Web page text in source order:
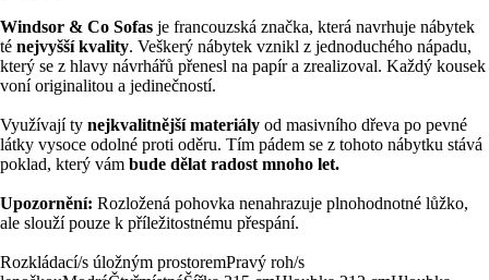
Windsor & Co Sofas je francouzská značka, která navrhuje nábytek
té nejvyšší kvality. Veškerý nábytek vznikl z jednoduchého nápadu,
který se z hlavy návrhářů přenesl na papír a zrealizoval. Každý kousek
voní originalitou a jedinečností.
Využívají ty nejkvalitnější materiály od masivního dřeva po pevné
látky vysoce odolné proti oděru. Tím pádem se z tohoto nábytku stává
poklad, který vám bude dělat radost mnoho let.
Upozornění: Rozložená pohovka nenahrazuje plnohodnotné lůžko,
ale slouží pouze k příležitostnému přespání.
Rozkládací/s úložným prostoremPravý roh/s